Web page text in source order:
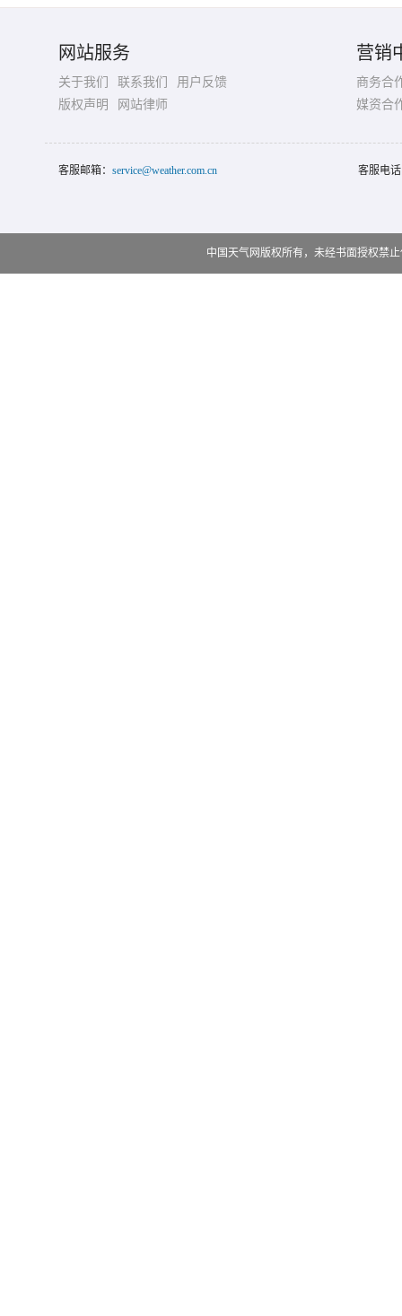
网站服务
关于我们 联系我们
用户反馈
版权声明
网站律师
营销
商务合
媒资合
客服邮箱： service@weather.com.cn 客服电
中国天气网版权所有，未经书面授权